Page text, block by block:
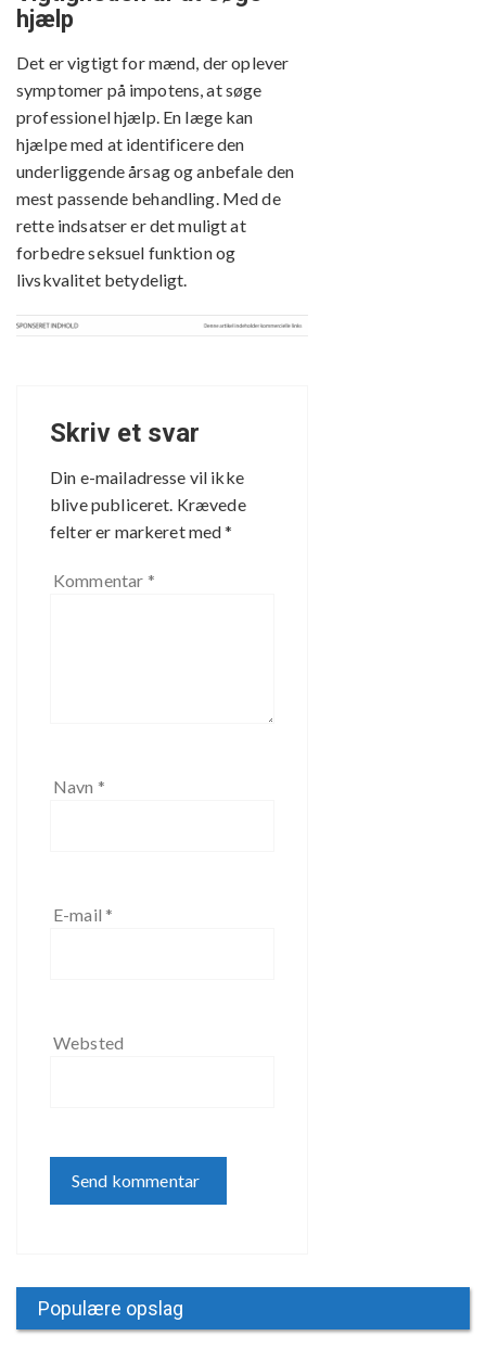
hjælp
Det er vigtigt for mænd, der oplever
symptomer på impotens, at søge
professionel hjælp. En læge kan
hjælpe med at identificere den
underliggende årsag og anbefale den
mest passende behandling. Med de
rette indsatser er det muligt at
forbedre seksuel funktion og
livskvalitet betydeligt.
Skriv et svar
Din e-mailadresse vil ikke
blive publiceret. Krævede
felter er markeret med*
Kommentar *
Navn *
E-mail *
Websted
Populære opslag